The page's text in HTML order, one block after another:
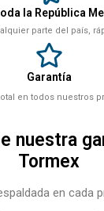
la República
parte del país,
Garantía
en todos nuestros
nuestra
Tormex
en cada